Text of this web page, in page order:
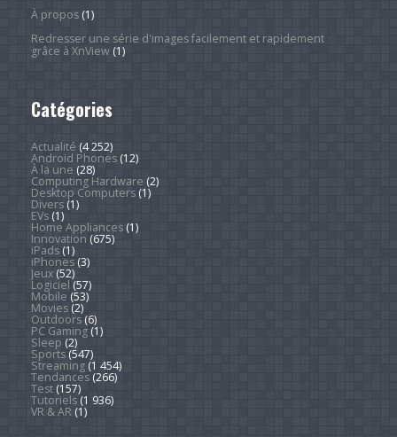
À propos(1)
Redresser une série d'images facilement et rapidement
grâce à XnView(1)
Catégories
Actualité (4 252)
Android Phones(12)
À la une (28)
Computing Hardware (2)
Desktop Computers(1)
Divers(1)
EVs(1)
Home Appliances(1)
Innovation (675)
iPads(1)
iPhones(3)
Jeux(52)
Logiciel (57)
Mobile (53)
Movies(2)
Outdoors(6)
PC Gaming(1)
Sleep (2)
Sports(547)
Streaming(1 454)
Tendances(266)
Test(157)
Tutoriels(1 936)
VR & AR(1)